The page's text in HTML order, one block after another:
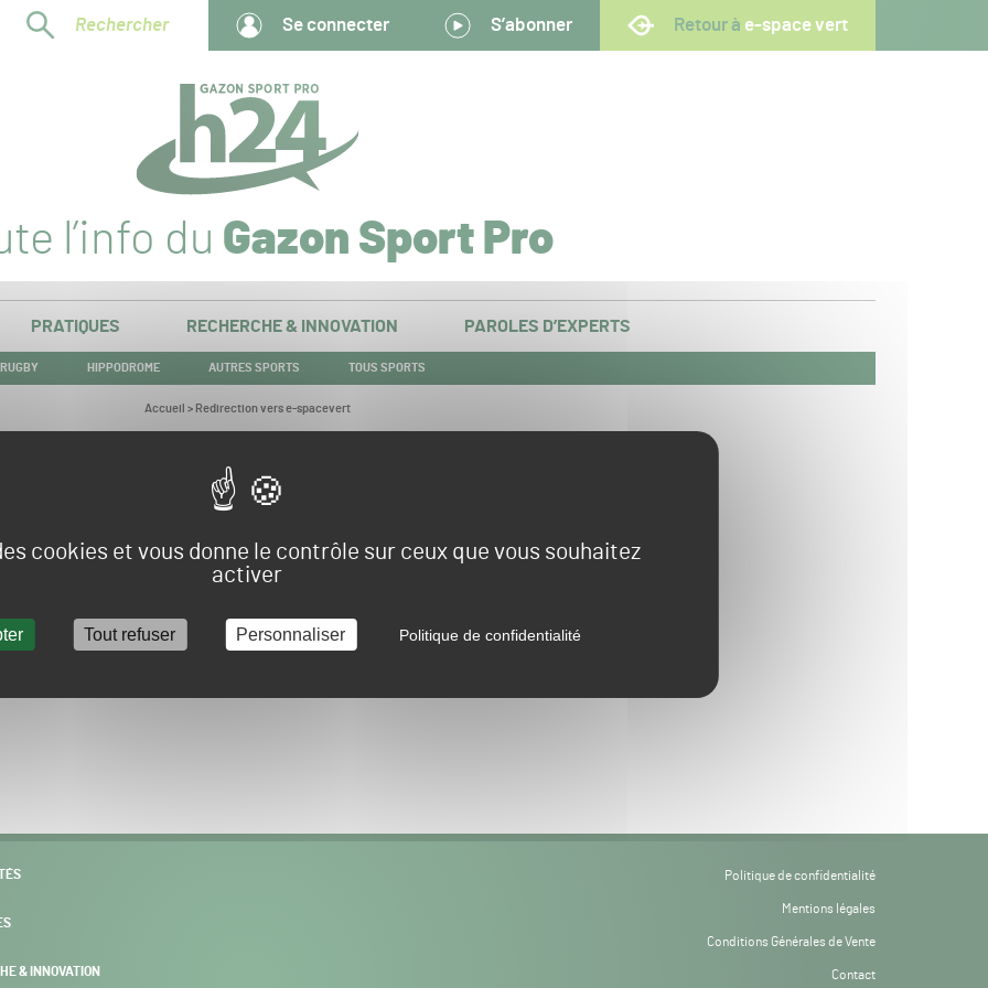
cookies et vous donne le contrôle sur ceux que vous souhaitez
activer
Tout refuser Personnaliser Politique de confidentialité
Rechercher Se connecter S’abonner Retour à e-space vert
l’info du Gazon Sport Pro
PRATIQUES RECHERCHE & INNOVATION PAROLES D’EXPERTS
RUGBY HIPPODROME AUTRES SPORTS TOUS SPORTS
Vous
Accueil > Redirection vers e-spacevert
Redirection vers e-spacevert
POURSUIVRE VERS E-SPACEVERT BY SALONVERT
& INNOVATION
Politique de confidentialité
Mentions légales
Conditions Générales de Vente
Contact